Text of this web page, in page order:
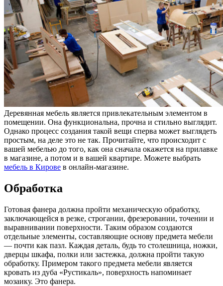
Деревянная мебель является привлекательным элементом в
помещении. Она функциональна, прочна и стильно выглядит.
Однако процесс создания такой вещи сперва может выглядеть
простым, на деле это не так. Прочитайте, что происходит с
вашей мебелью до того, как она сначала окажется на прилавке
в магазине, а потом и в вашей квартире. Можете выбрать
мебель в Кирове в онлайн-магазине.
Обработка
Готовая фанера должна пройти механическую обработку,
заключающейся в резке, строгании, фрезеровании, точении и
выравнивании поверхности. Таким образом создаются
отдельные элементы, составляющие основу предмета мебели
— почти как пазл. Каждая деталь, будь то столешница, ножки,
дверцы шкафа, полки или застежка, должна пройти такую ​​
обработку. Примером такого предмета мебели является
кровать из дуба «Рустикаль», поверхность напоминает
мозаику. Это фанера.